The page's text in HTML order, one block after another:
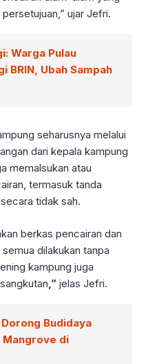
ujar Jefri.
Warga Pulau
BRIN, Ubah Sampah
seharusnya melalui
dari kepala kampung
memalsukan atau
termasuk tanda
tidak sah.
berkas pencairan dan
dilakukan tanpa
kampung juga
,” jelas Jefri.
Budidaya
Mangrove di